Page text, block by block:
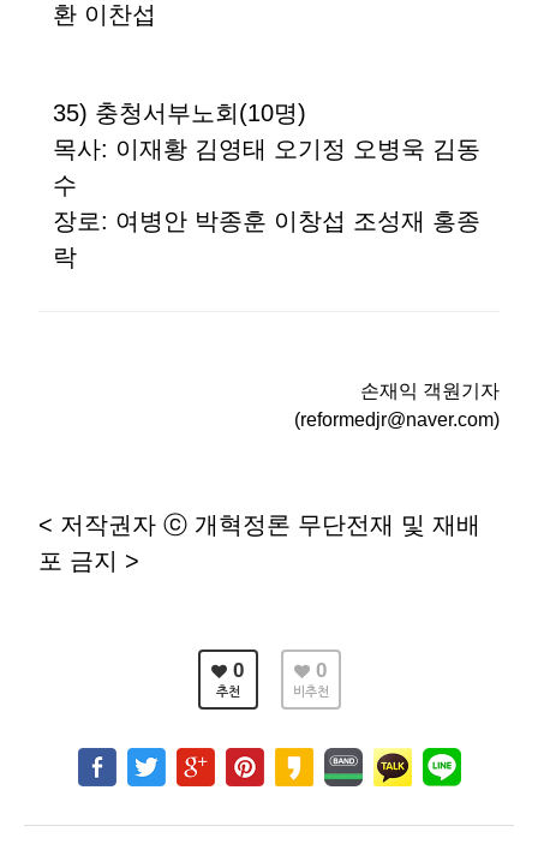
환 이찬섭
35) 충청서부노회 (10명)
목사: 이재황 김영태 오기정 오병욱 김동
수
장로: 여병안 박종훈 이창섭 조성재 홍종
락
손재익 객원기자
(reformedjr@naver.com)
< 저작권자 ⓒ 개혁정론 무단전재 및 재배
포 금지 >
0
추천
0
비추천